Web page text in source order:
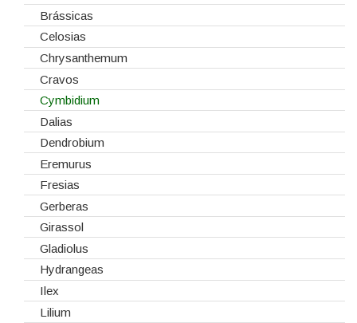
Gaiolas
Lanternas
Madeiras
Spray
Tabuleiros/Bases
Telas/Tecidos
Vidros
Brássicas
Celosias
Chrysanthemum
Cravos
Cymbidium
Dalias
Dendrobium
Eremurus
Fresias
Gerberas
Girassol
Gladiolus
Hydrangeas
Ilex
Lilium